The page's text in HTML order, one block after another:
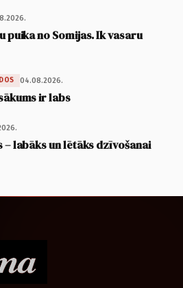
puika no Somijas. Ik vasaru
04.08.2026.
ir labs
labāks un lētāks dzīvošanai